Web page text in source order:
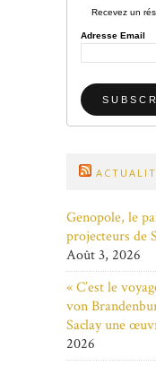
Recevez un
Adresse Email
Genopole, le
projecteurs de
Août 3, 2026
« C’est le
von
Saclay une
2026